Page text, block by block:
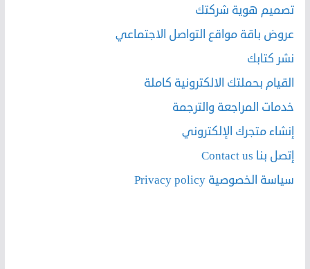
تصميم هوية شركتك
عروض باقة مواقع التواصل الاجتماعي
نشر كتابك
القيام بحملتك الالكترونية كاملة
خدمات المراجعة والترجمة
إنشاء متجرك الإلكتروني
إتصل بنا Contact us
سياسة الخصوصية Privacy policy